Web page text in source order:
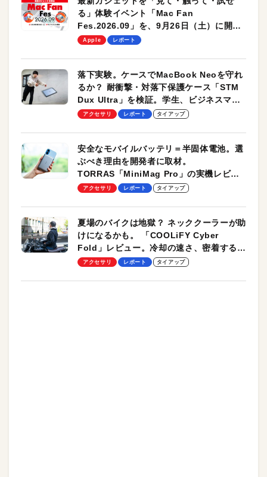
る」体験イベント「Mac Fan
Fes.2026.09」を、9月26日（土）に開催
します！
Apple レポート
落下実験。ケースでMacBook Neoを守れ
るか？ 耐衝撃・対落下保護ケース「STM
Dux Ultra」を検証。学生、ビジネスマン
のモバイルユースに最適！
アクセサリ レポート タイアップ
安全なモバイルバッテリ＝半固体電池。選
ぶべき理由を開発者に取材。
TORRAS「MiniMag Pro」の実機レビュ
ーも
アクセサリ レポート タイアップ
夏場のバイクは地獄？ ネッククーラーが助
けになるかも。 「COOLiFY Cyber
Fold」レビュー。冷却の速さ、密着する冷
却プレート、シンプルな操作性がグッド！
アクセサリ レポート タイアップ